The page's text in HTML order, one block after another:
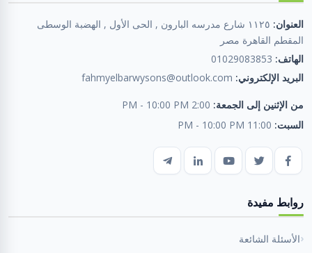
العنوان:
١١٢٥ شارع مدرسه البارون , الحى الأول , الهضبة الوسطى
المقطم القاهرة مصر
الهاتف: 01029083853
البريد الإلكتروني: fahmyelbarwysons@outlook.com
من الإثنين إلى الجمعة: 2:00 PM - 10:00 PM
السبت: 11:00 PM - 10:00 PM
روابط مفيدة
الأسئلة الشائعة